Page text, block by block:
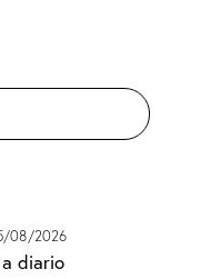
08/2026
diario